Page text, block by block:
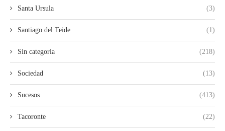
Santa Ursula (3)
Santiago del Teide (1)
Sin categoria (218)
Sociedad (13)
Sucesos (413)
Tacoronte (22)